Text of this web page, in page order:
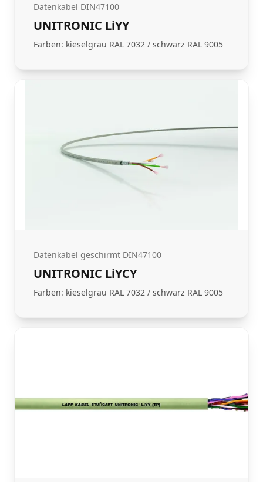
Datenkabel DIN47100
UNITRONIC LiYY
Farben: kieselgrau RAL 7032 / schwarz RAL 9005
Datenkabel geschirmt DIN47100
UNITRONIC LiYCY
Farben: kieselgrau RAL 7032 / schwarz RAL 9005